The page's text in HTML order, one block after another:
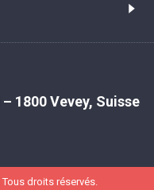
1800 Vevey, Suisse
droits réservés.